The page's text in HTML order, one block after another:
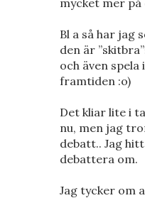
mycket mer
Bl a så har jag
den är
och även spela
framtiden :o)
Det kliar lite i
nu, men jag
debatt.. Jag
debattera om.
Jag tycker om